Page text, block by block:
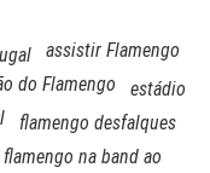
assistir Flamengo
do Flamengo
estádio
flamengo desfalques
flamengo na band ao